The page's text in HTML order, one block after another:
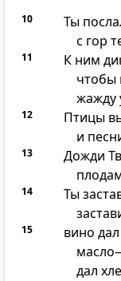
10
Ты
с гор
11
К ним
чтобы
жажду
12
Птицы
и
13
Дожди
14
Ты
15
вино
дал